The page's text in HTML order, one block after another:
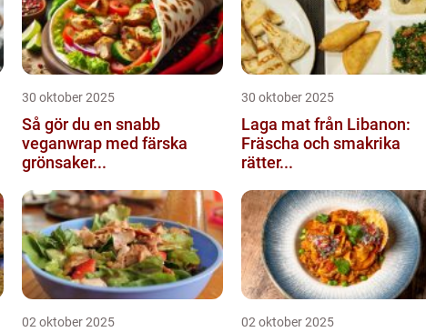
30 oktober 2025
Så gör du en snabb
veganwrap med färska
grönsaker...
30 oktober 2025
Laga mat från Libanon:
Fräscha och smakrika
rätter...
02 oktober 2025 02 oktober 2025